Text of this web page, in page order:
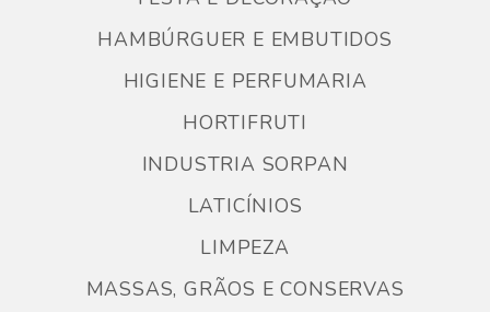
HAMBÚRGUER E EMBUTIDOS
HIGIENE E PERFUMARIA
HORTIFRUTI
INDUSTRIA SORPAN
LATICÍNIOS
LIMPEZA
MASSAS, GRÃOS E CONSERVAS